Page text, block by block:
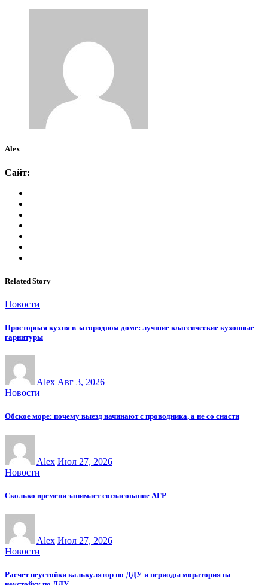
Alex
Сайт:
Related Story
Новости
Просторная кухня в загородном доме: лучшие классические кухонные
гарнитуры
Alex Авг 3, 2026
Новости
Обское море: почему выезд начинают с проводника, а не со снасти
Alex Июл 27, 2026
Новости
Сколько времени занимает согласование АГР
Alex Июл 27, 2026
Новости
Расчет неустойки калькулятор по ДДУ и периоды моратория на